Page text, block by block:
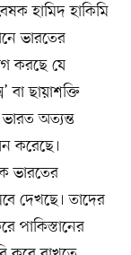
হামিদ হাকিমি
ভারতের
করছে যে
ছায়াশক্তি
অত্যন্ত
করেছে।
ভারতের
দেখছে। তাদের
পাকিস্তানের